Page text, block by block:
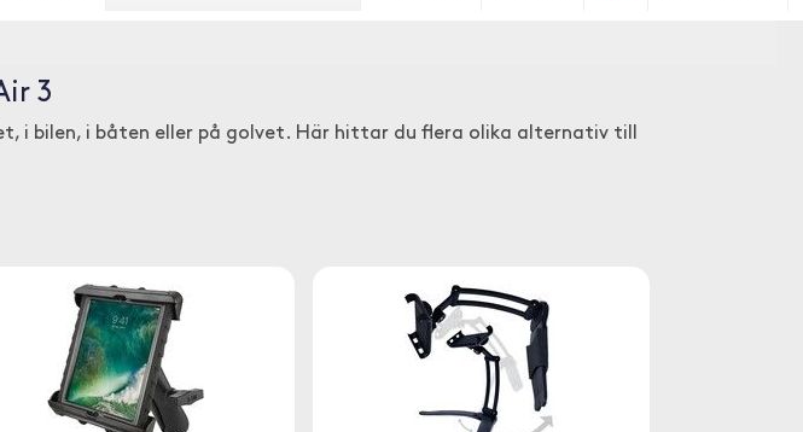
3
i bilen, i båten eller på golvet. Här hittar du flera olika alternativ till